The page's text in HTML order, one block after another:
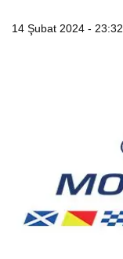
14 Şubat 2024 - 23:32